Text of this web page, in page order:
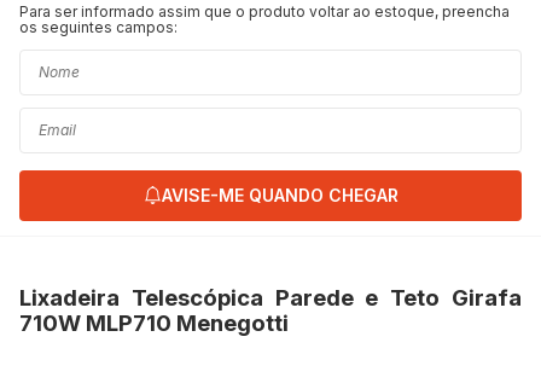
Para ser informado assim que o produto voltar ao estoque, preencha
os seguintes campos:
AVISE-ME QUANDO CHEGAR
Lixadeira Telescópica Parede e Teto Girafa
710W MLP710 Menegotti